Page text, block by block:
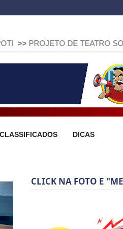
DE TEATRO SOBRE
CLASSIFICADOS DICAS
CLICK NA FOTO E